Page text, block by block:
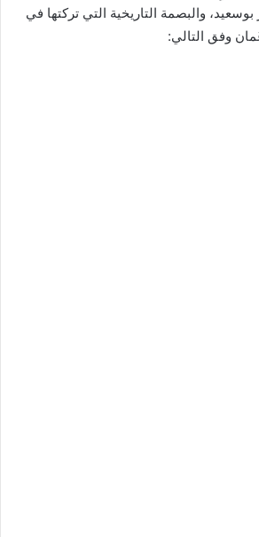
والبصمة التاريخية التي تركتها في
وفق التالي: